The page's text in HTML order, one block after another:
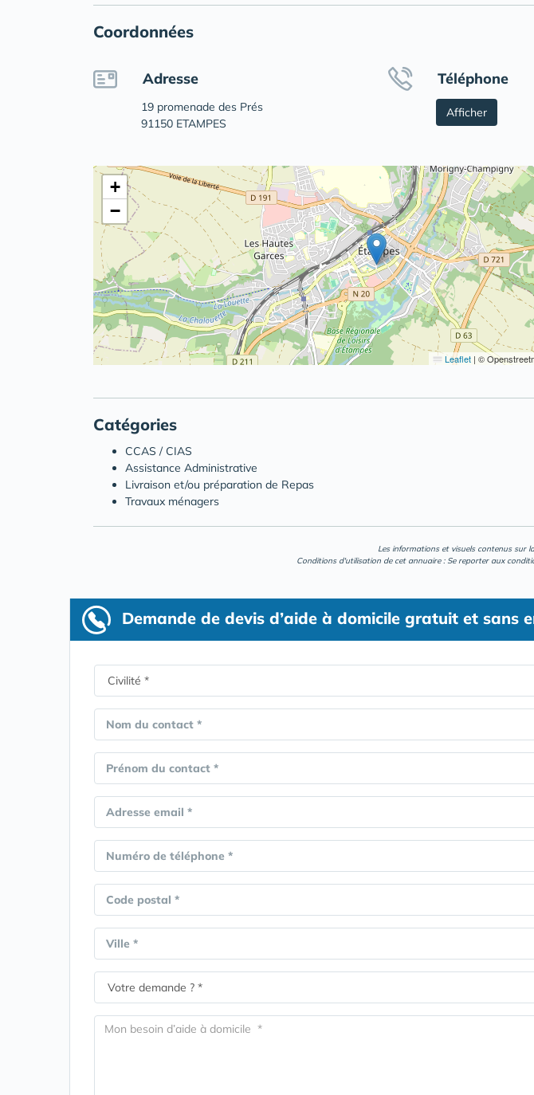
Coordonnées
Adresse
19 promenade des Prés
91150 ETAMPES
Téléphone
Afficher
+
−
Leaflet | ©
Catégories
CCAS / CIAS
Assistance Administrative
Livraison et/ou préparation de Repas
Travaux ménagers
Les informations et visuels contenus sur
Conditions d'utilisation de cet annuaire : Se reporter aux
Demande de devis d’aide à domicile gratuit et sans
Nom du contact *
Prénom du contact *
Adresse email *
Numéro de téléphone *
Code postal *
Ville *